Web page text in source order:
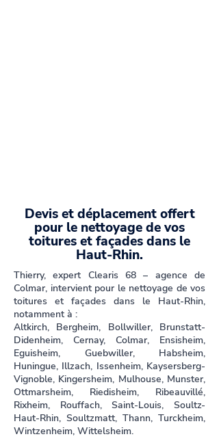
Devis et déplacement offert
pour le nettoyage de vos
toitures et façades dans le
Haut-Rhin.
Thierry, expert Clearis 68 – agence de
Colmar, intervient pour le nettoyage de vos
toitures et façades dans le Haut-Rhin,
notamment à :
Altkirch, Bergheim, Bollwiller, Brunstatt-
Didenheim, Cernay, Colmar, Ensisheim,
Eguisheim, Guebwiller, Habsheim,
Huningue, Illzach, Issenheim, Kaysersberg-
Vignoble, Kingersheim, Mulhouse, Munster,
Ottmarsheim, Riedisheim, Ribeauvillé,
Rixheim, Rouffach, Saint-Louis, Soultz-
Haut-Rhin, Soultzmatt, Thann, Turckheim,
Wintzenheim, Wittelsheim.